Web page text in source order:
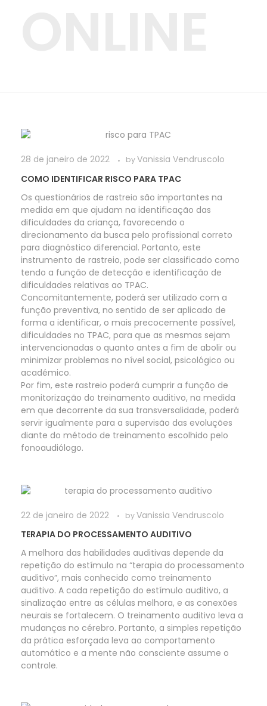
28 de janeiro de 2022 byVanissia Vendruscolo
COMO IDENTIFICAR RISCO PARA TPAC
Os questionários de rastreio são importantes na
medida em que ajudam na identificação das
dificuldades da criança, favorecendo o
direcionamento da busca pelo profissional correto
para diagnóstico diferencial. Portanto, este
instrumento de rastreio, pode ser classificado como
tendo a função de detecção e identificação de
dificuldades relativas ao TPAC.
Concomitantemente, poderá ser utilizado com a
função preventiva, no sentido de ser aplicado de
forma a identificar, o mais precocemente possível,
dificuldades no TPAC, para que as mesmas sejam
intervencionadas o quanto antes a fim de abolir ou
minimizar problemas no nível social, psicológico ou
académico.
Por fim, este rastreio poderá cumprir a função de
monitorização do treinamento auditivo, na medida
em que decorrente da sua transversalidade, poderá
servir igualmente para a supervisão das evoluções
diante do método de treinamento escolhido pelo
fonoaudiólogo.
22 de janeiro de 2022 byVanissia Vendruscolo
TERAPIA DO PROCESSAMENTO AUDITIVO
A melhora das habilidades auditivas depende da
repetição do estímulo na “terapia do processamento
auditivo”, mais conhecido como treinamento
auditivo. A cada repetição do estímulo auditivo, a
sinalização entre as células melhora, e as conexões
neurais se fortalecem. O treinamento auditivo leva a
mudanças no cérebro. Portanto, a simples repetição
da prática esforçada leva ao comportamento
automático e a mente não consciente assume o
controle.